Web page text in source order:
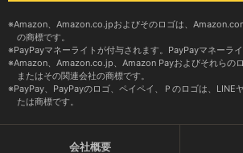
Amazon、Amazon.co.jpおよびそのロゴは、
の商標です。
PayPayマネーライトが付与されます。PayPayマネーラ
Amazon、Amazon.co.jp、Amazon Payおよびそれらの
またはその関連会社の商標です。
PayPay、PayPayのロゴ、ペイペイ、Ｐのロゴは、LINE
たは商標です。
会社概要